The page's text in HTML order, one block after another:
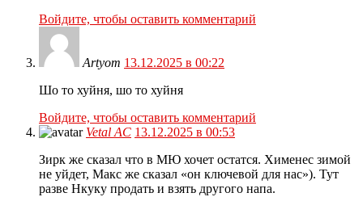
Войдите, чтобы оставить комментарий
Artyom 13.12.2025 в 00:22
Шо то хуйня, шо то хуйня
Войдите, чтобы оставить комментарий
Vetal AC 13.12.2025 в 00:53
Зирк же сказал что в МЮ хочет остатся. Хименес зимой
не уйдет, Макс же сказал «он ключевой для нас»). Тут
разве Нкуку продать и взять другого напа.